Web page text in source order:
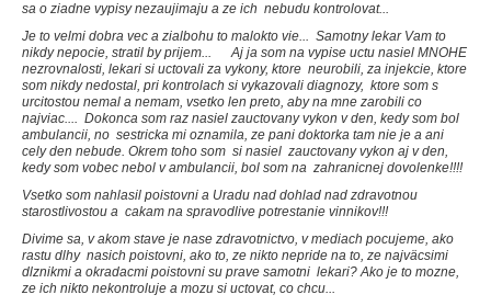
sa o ziadne vypisy nezaujimaju a ze ich nebudu kontrolovat...
Je to velmi dobra vec a zialbohu to malokto vie... Samotny lekar Vam to
nikdy nepocie, stratil by prijem... Aj ja som na vypise uctu nasiel MNOHE
nezrovnalosti, lekari si uctovali za vykony, ktore neurobili, za injekcie, ktore
som nikdy nedostal, pri kontrolach si vykazovali diagnozy, ktore som s
urcitostou nemal a nemam, vsetko len preto, aby na mne zarobili co
najviac.... Dokonca som raz nasiel zauctovany vykon v den, kedy som bol
ambulancii, no sestricka mi oznamila, ze pani doktorka tam nie je a ani
cely den nebude. Okrem toho som si nasiel zauctovany vykon aj v den,
kedy som vobec nebol v ambulancii, bol som na zahranicnej dovolenke!!!!
Vsetko som nahlasil poistovni a Uradu nad dohlad nad zdravotnou
starostlivostou a cakam na spravodlive potrestanie vinnikov!!!
Divime sa, v akom stave je nase zdravotnictvo, v mediach pocujeme, ako
rastu dlhy nasich poistovni, ako to, ze nikto nepride na to, ze najväcsimi
dlznikmi a okradacmi poistovni su prave samotni lekari? Ako je to mozne,
ze ich nikto nekontroluje a mozu si uctovat, co chcu...